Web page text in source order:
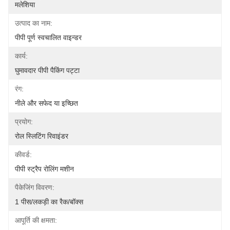
मलेशिया
उत्पाद का नाम:
पीपी पूर्ण स्वचालित वाइन्डर
कार्य:
घुमावदार पीपी पैकिंग पट्टा
रंग:
नीले और सफेद या इच्छित
प्रयोग:
रोल स्लिटिंग रिवाइंडर
कीवर्ड:
पीपी स्ट्रैप रोलिंग मशीन
पैकेजिंग विवरण:
1 पीस/लकड़ी का रैक/बॉक्स
आपूर्ति की क्षमता: